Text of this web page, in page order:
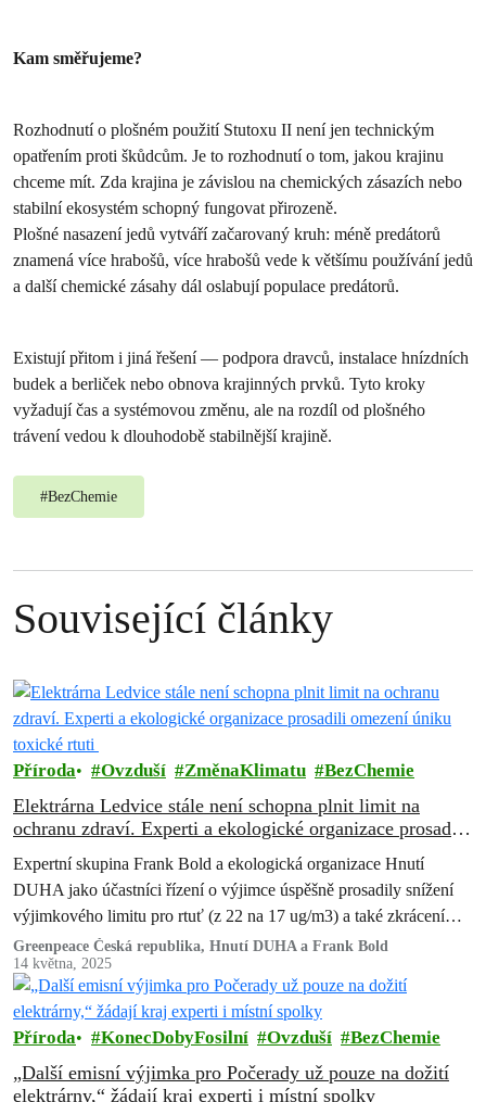
Kam směřujeme?
Rozhodnutí o plošném použití Stutoxu II není jen technickým
opatřením proti škůdcům. Je to rozhodnutí o tom, jakou krajinu
chceme mít. Zda krajina je závislou na chemických zásazích nebo
stabilní ekosystém schopný fungovat přirozeně.
Plošné nasazení jedů vytváří začarovaný kruh: méně predátorů
znamená více hrabošů, více hrabošů vede k většímu používání jedů
a další chemické zásahy dál oslabují populace predátorů.
Existují přitom i jiná řešení — podpora dravců, instalace hnízdních
budek a berliček nebo obnova krajinných prvků. Tyto kroky
vyžadují čas a systémovou změnu, ale na rozdíl od plošného
trávení vedou k dlouhodobě stabilnější krajině.
#BezChemie
Související články
Příroda Ovzduší ZměnaKlimatu BezChemie
Elektrárna Ledvice stále není schopna plnit limit na
ochranu zdraví. Experti a ekologické organizace prosadili
omezení úniku toxické rtuti
Expertní skupina Frank Bold a ekologická organizace Hnutí
DUHA jako účastníci řízení o výjimce úspěšně prosadily snížení
výjimkového limitu pro rtuť (z 22 na 17 ug/m3) a také zkrácení
výjimky pouze do konce června 2026 místo původně
provozovatelem požadovaného termínu do konce příštího roku.
Greenpeace Česká republika, Hnutí DUHA a Frank Bold
14 května, 2025
Příroda KonecDobyFosilní Ovzduší BezChemie
„Další emisní výjimka pro Počerady už pouze na dožití
elektrárny,“ žádají kraj experti i místní spolky